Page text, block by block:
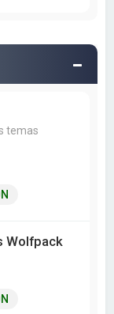
temas
Wolfpack